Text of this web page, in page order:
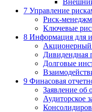
7 Управление
Риск-
Ключевые
8 Информация для
Акционерный
Дивидендная
Долговые
9 Финасовая
Заявление об
Аудиторское